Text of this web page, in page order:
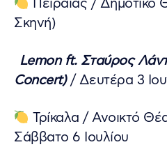
Πειραιάς / Δημοτικό
Σκηνή)
Lemon ft. Σταύρος
Concert)/ Δευτέρα 3
Τρίκαλα / Ανοικτό
Σάββατο 6 Ιουλίου